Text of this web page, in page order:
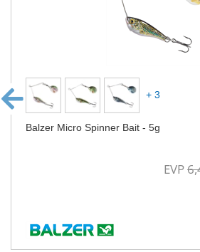
+ 3
Balzer Micro Spinner Bait - 5g
EVP